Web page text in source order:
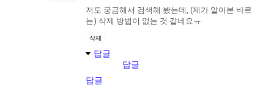
저도 궁금해서 검색해 봤는데, (제가 알아본 바로
는) 삭제 방법이 없는 것 같네요ㅠ
삭제
답글
답글
답글